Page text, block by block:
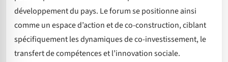
développement du pays. Le forum se positionne ainsi
comme un espace d’action et de co-construction, ciblant
spécifiquement les dynamiques de co-investissement, le
transfert de compétences et l’innovation sociale.